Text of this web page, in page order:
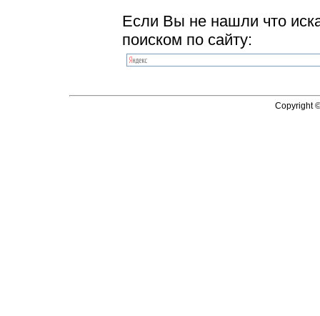
Если Вы не нашли что
поиском по сайту:
Copyright